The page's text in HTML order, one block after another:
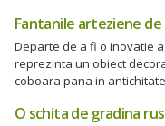
Fantanile arteziene de
Departe de a fi o inovatie
reprezinta un obiect
coboara pana in
O schita de gradina